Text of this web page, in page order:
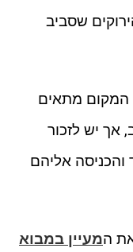
שסביב
המקום מתאים
אך יש לזכור
אליהם
המעיין במבוא